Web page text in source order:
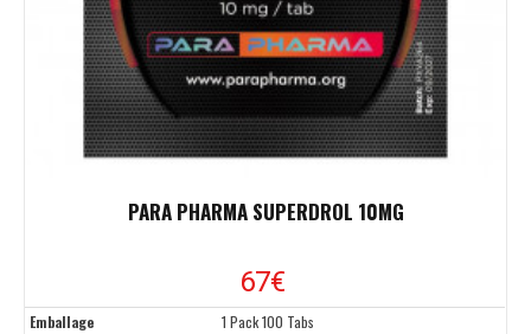
PARA PHARMA SUPERDROL 10MG
67€
Emballage
1 Pack 100 Tabs